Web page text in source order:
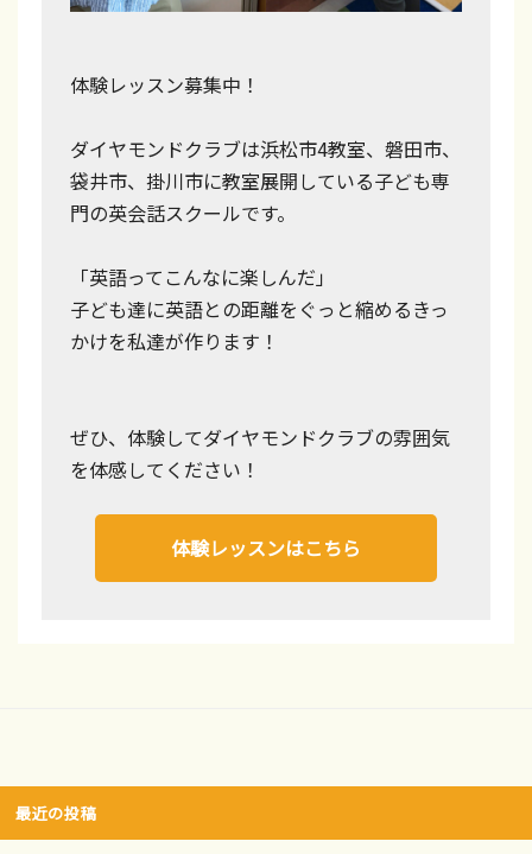
体験レッスン募集中！
ダイヤモンドクラブは浜松市4教室、磐田市、
袋井市、掛川市に教室展開している子ども専
門の英会話スクールです。
「英語ってこんなに楽しんだ」
子ども達に英語との距離をぐっと縮めるきっ
かけを私達が作ります！
ぜひ、体験してダイヤモンドクラブの雰囲気
を体感してください！
体験レッスンはこちら
最近の投稿